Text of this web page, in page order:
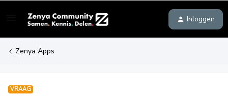
Inloggen
Zenya Apps
VRAAG